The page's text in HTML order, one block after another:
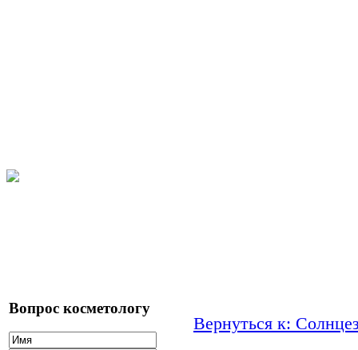
Вопрос косметологу
Вернуться к: